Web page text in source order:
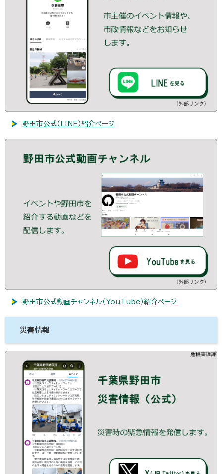
野田市公式（LINE）紹介ページ
野田市公式動画チャンネル（YouTube）紹介ページ
災害情報